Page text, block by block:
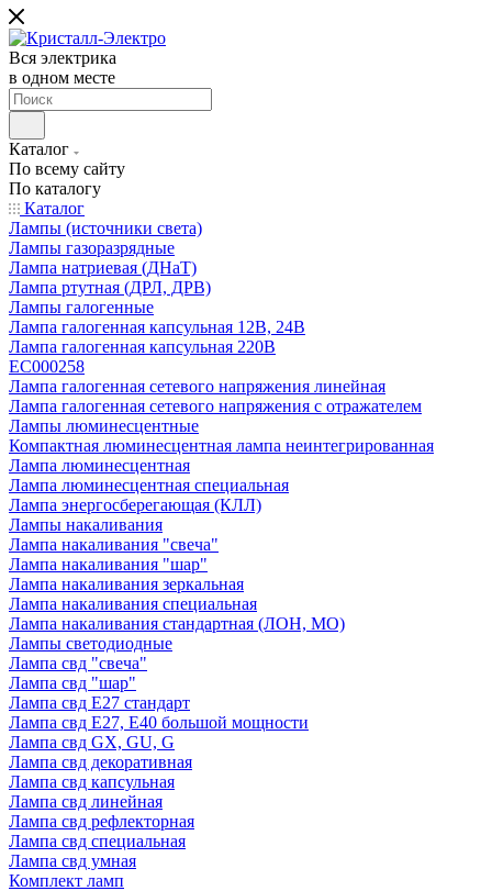
Вся электрика
в одном месте
Каталог
По всему сайту
По каталогу
Каталог
Лампы (источники света)
Лампы газоразрядные
Лампа натриевая (ДНаТ)
Лампа ртутная (ДРЛ, ДРВ)
Лампы галогенные
Лампа галогенная капсульная 12В, 24В
Лампа галогенная капсульная 220В
EC000258
Лампа галогенная сетевого напряжения линейная
Лампа галогенная сетевого напряжения с отражателем
Лампы люминесцентные
Компактная люминесцентная лампа неинтегрированная
Лампа люминесцентная
Лампа люминесцентная специальная
Лампа энергосберегающая (КЛЛ)
Лампы накаливания
Лампа накаливания "свеча"
Лампа накаливания "шар"
Лампа накаливания зеркальная
Лампа накаливания специальная
Лампа накаливания стандартная (ЛОН, МО)
Лампы светодиодные
Лампа свд "свеча"
Лампа свд "шар"
Лампа свд E27 стандарт
Лампа свд E27, Е40 большой мощности
Лампа свд GX, GU, G
Лампа свд декоративная
Лампа свд капсульная
Лампа свд линейная
Лампа свд рефлекторная
Лампа свд специальная
Лампа свд умная
Комплект ламп